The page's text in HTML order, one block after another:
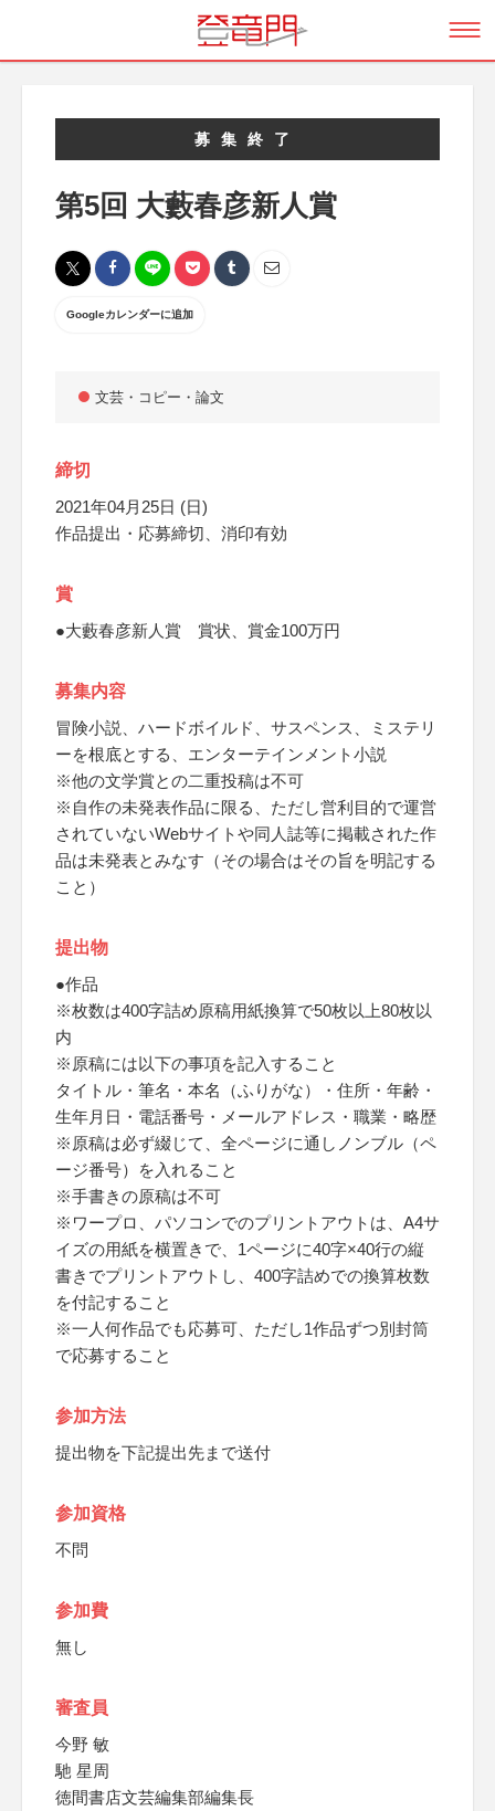
募集終了
第5回 大藪春彦新人賞
Googleカレンダーに追加
文芸・コピー・論文
締切
2021年04月25日 (日)
作品提出・応募締切、消印有効
賞
●大藪春彦新人賞 賞状、賞金100万円
募集内容
冒険小説、ハードボイルド、サスペンス、ミステリ
ーを根底とする、エンターテインメント小説
※他の文学賞との二重投稿は不可
※自作の未発表作品に限る、ただし営利目的で運営
されていないWebサイトや同人誌等に掲載された作
品は未発表とみなす（その場合はその旨を明記する
こと）
提出物
●作品
※枚数は400字詰め原稿用紙換算で50枚以上80枚以
内
※原稿には以下の事項を記入すること
タイトル・筆名・本名（ふりがな）・住所・年齢・
生年月日・電話番号・メールアドレス・職業・略歴
※原稿は必ず綴じて、全ページに通しノンブル（ペ
ージ番号）を入れること
※手書きの原稿は不可
※ワープロ、パソコンでのプリントアウトは、A4サ
イズの用紙を横置きで、1ページに40字×40行の縦
書きでプリントアウトし、400字詰めでの換算枚数
を付記すること
※一人何作品でも応募可、ただし1作品ずつ別封筒
で応募すること
参加方法
提出物を下記提出先まで送付
参加資格
不問
参加費
無し
審査員
今野 敏
馳 星周
徳間書店文芸編集部編集長